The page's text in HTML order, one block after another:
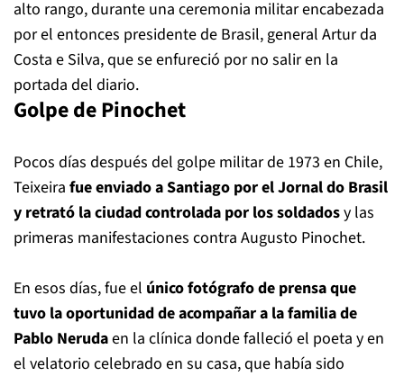
alto rango, durante una ceremonia militar encabezada
por el entonces presidente de Brasil, general Artur da
Costa e Silva, que se enfureció por no salir en la
portada del diario.
Golpe de Pinochet
Pocos días después del golpe militar de 1973 en Chile,
Teixeira fue enviado a Santiago por el Jornal do Brasil
y retrató la ciudad controlada por los soldadosy las
primeras manifestaciones contra Augusto Pinochet.
En esos días, fue el único fotógrafo de prensa que
tuvo la oportunidad de acompañar a la familia de
Pablo Nerudaen la clínica donde falleció el poeta y en
el velatorio celebrado en su casa, que había sido